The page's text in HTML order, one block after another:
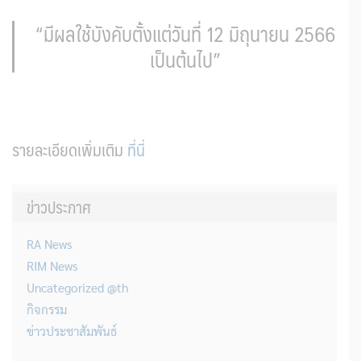
“มีผลใช้บังคับตั้งแต่วันที่ 12 มิถุนายน 2566
เป็นต้นไป”
รายละเอียดเพิ่มเติม ที่นี่
ข่าวประกาศ
RA News
RIM News
Uncategorized @th
กิจกรรม
ข่าวประชาสัมพันธ์